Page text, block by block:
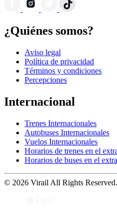
¿Quiénes somos?
Aviso legal
Política de privacidad
Términos y condiciones
Percepciones
Internacional
Trenes Internacionales
Autobuses Internacionales
Vuelos Internacionales
Horarios de trenes en el
Horarios de buses en el
© 2026 Virail All Rights Reserved.